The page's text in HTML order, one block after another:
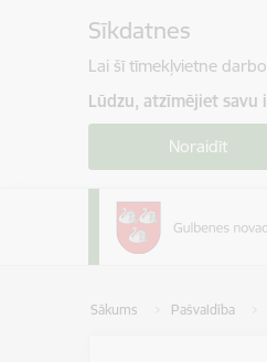
Sīkdatnes
Lai šī tīmekļvietne
Lūdzu, atzīmējiet savu
Noraidīt
Sākums Pašvaldība